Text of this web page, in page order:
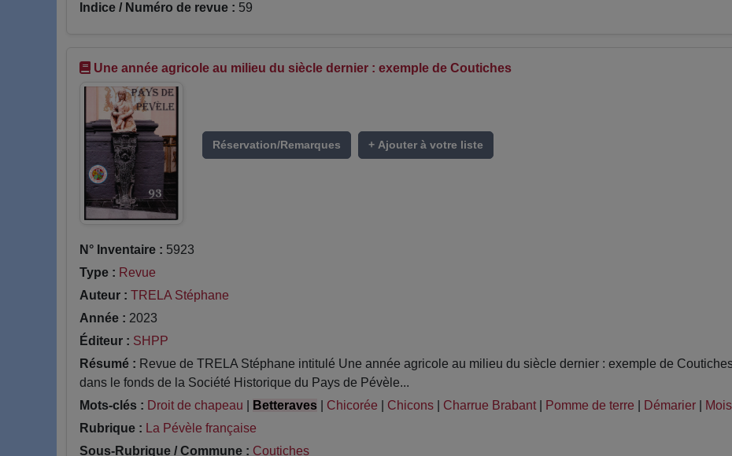
Indice / Numéro de revue : 59
Une année agricole au milieu du siècle dernier : exemple de Coutiches
Réservation/Remarques + Ajouter à votre liste
N° Inventaire : 5923
Type : Revue
Auteur : TRELA Stéphane
Année : 2023
Éditeur : SHPP
Résumé : Revue de TRELA Stéphane intitulé Une année agricole au milieu du siècle dernier : exemple de
dans le fonds de la Société Historique du Pays de Pévèle...
Mots-clés : Droit de chapeau Betteraves Chicorée Chicons Charrue Brabant Pomme de terre Démarier
Rubrique : La Pévèle française
Sous-Rubrique / Commune : Coutiches